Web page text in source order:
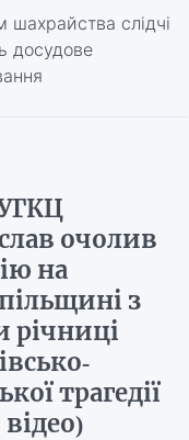
шахрайства слідчі
досудове
очолив
на
з
річниці
трагедії